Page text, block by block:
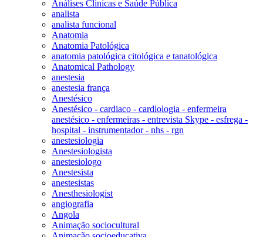
Análises Clinicas e Saúde Pública
analista
analista funcional
Anatomia
Anatomia Patológica
anatomia patológica citológica e tanatológica
Anatomical Pathology
anestesia
anestesia frança
Anestésico
Anestésico - cardiaco - cardiologia - enfermeira
anestésico - enfermeiras - entrevista Skype - esfrega -
hospital - instrumentador - nhs - rgn
anestesiologia
Anestesiologista
anestesiologo
Anestesista
anestesistas
Anesthesiologist
angiografia
Angola
Animação sociocultural